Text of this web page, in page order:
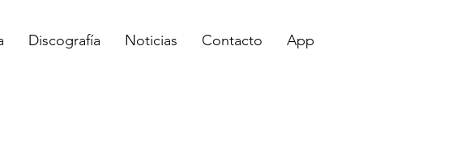
Discografía Noticias Contacto App